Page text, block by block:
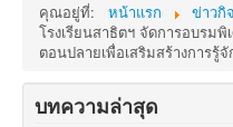
คุณอยู่ที่: หน้าแรก ข่าวกิ
โรงเรียนสาธิตฯ จัดการอบรม
ตอนปลายเพื่อเสริมสร้างการ
บทความล่าสุด